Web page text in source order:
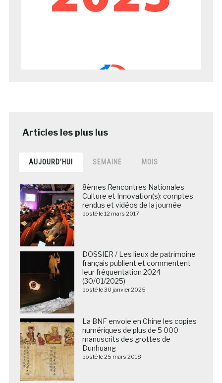
AUJOURD’HUI SEMAINE MOIS
8èmes Rencontres Nationales
Culture et Innovation(s): comptes-
rendus et vidéos de la journée
posté le 12 mars 2017
DOSSIER / Les lieux de patrimoine
français publient et commentent
leur fréquentation 2024
(30/01/2025)
posté le 30 janvier 2025
La BNF envoie en Chine les copies
numériques de plus de 5 000
manuscrits des grottes de
Dunhuang
posté le 25 mars 2018